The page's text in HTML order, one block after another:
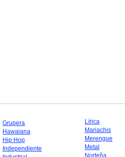
Grupera
Hawaiana
Hip Hop
Independiente
Lírica
Mariachis
Merengue
Metal
Norteña